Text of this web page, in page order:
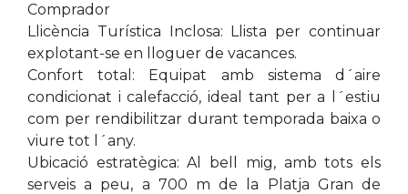
Comprador
Llicència Turística Inclosa: Llista per continuar
explotant-se en lloguer de vacances.
Confort total: Equipat amb sistema d´aire
condicionat i calefacció, ideal tant per a l´estiu
com per rendibilitzar durant temporada baixa o
viure tot l´any.
Ubicació estratègica: Al bell mig, amb tots els
serveis a peu, a 700 m de la Platja Gran de